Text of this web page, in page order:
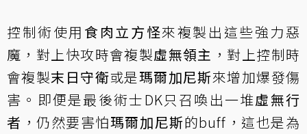
控制術使用 食肉立方怪來複製出這些強力惡
魔，對上快攻時會複製虛無領主 ，對上控制時
會複製末日守衛或是瑪爾加尼斯來增加爆發傷
害。即便是最後術士DK只召喚出一堆虛無行
者 ，仍然要害怕瑪爾加尼斯的buff，這也是為